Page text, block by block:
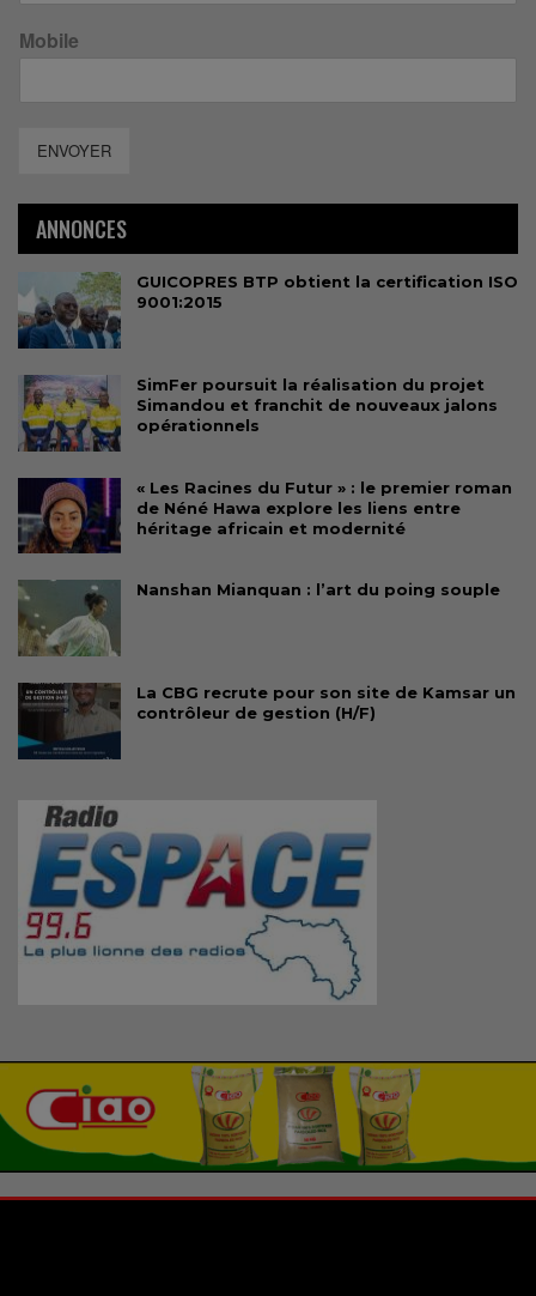
Mobile
ENVOYER
ANNONCES
GUICOPRES BTP obtient la certification ISO
9001:2015
SimFer poursuit la réalisation du projet
Simandou et franchit de nouveaux jalons
opérationnels
« Les Racines du Futur » : le premier roman
de Néné Hawa explore les liens entre
héritage africain et modernité
Nanshan Mianquan : l’art du poing souple
La CBG recrute pour son site de Kamsar un
contrôleur de gestion (H/F)